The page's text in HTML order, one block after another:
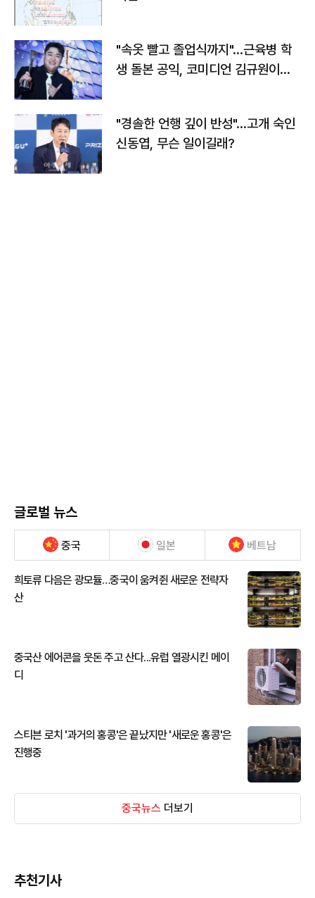
"속옷 빨고 졸업식까지"…근육병 학
생 돌본 공익, 코미디언 김규원이었
"경솔한 언행 깊이 반성"…고개 숙인
신동엽, 무슨 일이길래?
글로벌 뉴스
중국 일본 베트남
희토류 다음은 광모듈…중국이 움켜쥔 새로운 전략자
산
중국산 에어콘을 웃돈 주고 산다...유럽 열광시킨 메이
디
스티븐 로치 '과거의 홍콩'은 끝났지만 '새로운 홍콩'은
진행중
중국뉴스 더보기
추천기사